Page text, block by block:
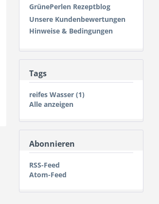
GrünePerlen Rezeptblog
Unsere Kundenbewertungen
Hinweise & Bedingungen
Tags
reifes Wasser (1)
Alle anzeigen
Abonnieren
RSS-Feed
Atom-Feed